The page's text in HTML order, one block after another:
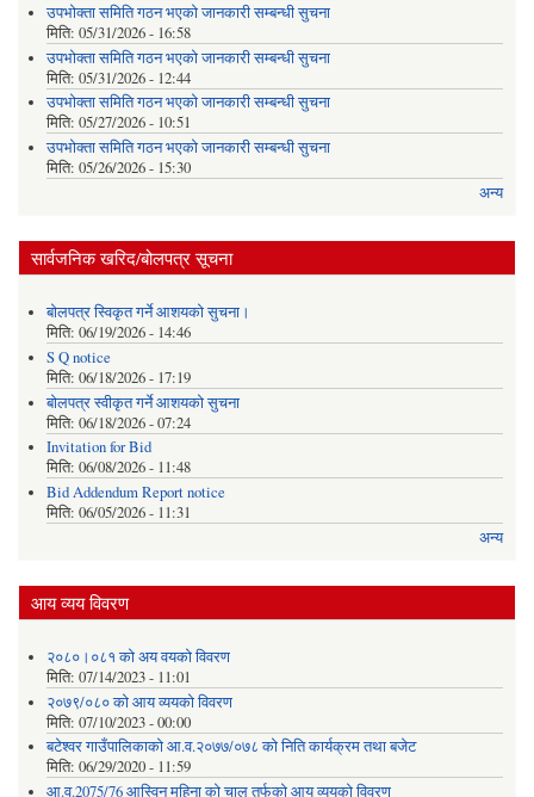
उपभोक्ता समिति गठन भएको जानकारी सम्बन्धी सुचना
मिति: 05/31/2026 - 16:58
उपभोक्ता समिति गठन भएको जानकारी सम्बन्धी सुचना
मिति: 05/31/2026 - 12:44
उपभोक्ता समिति गठन भएको जानकारी सम्बन्धी सुचना
मिति: 05/27/2026 - 10:51
उपभोक्ता समिति गठन भएको जानकारी सम्बन्धी सुचना
मिति: 05/26/2026 - 15:30
अन्य
सार्वजनिक खरिद/बोलपत्र सूचना
बोलपत्र स्विकृत गर्ने आशयको सुचना।
मिति: 06/19/2026 - 14:46
S Q notice
मिति: 06/18/2026 - 17:19
बोलपत्र स्वीकृत गर्ने आशयको सुचना
मिति: 06/18/2026 - 07:24
Invitation for Bid
मिति: 06/08/2026 - 11:48
Bid Addendum Report notice
मिति: 06/05/2026 - 11:31
अन्य
आय व्यय विवरण
२०८०।०८१ को अय वयको विवरण
मिति: 07/14/2023 - 11:01
२०७९/०८० को आय व्ययको विवरण
मिति: 07/10/2023 - 00:00
बटेश्वर गाउँपालिकाको आ.व.२०७७/०७८ को निति कार्यक्रम तथा बजेट
मिति: 06/29/2020 - 11:59
आ.व.2075/76 आस्विन महिना को चालु तर्फको आय व्ययको विवरण